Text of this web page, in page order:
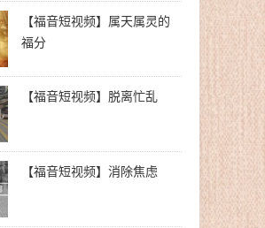
【福音短视频】属天属灵的
福分
【福音短视频】脱离忙乱
【福音短视频】消除焦虑